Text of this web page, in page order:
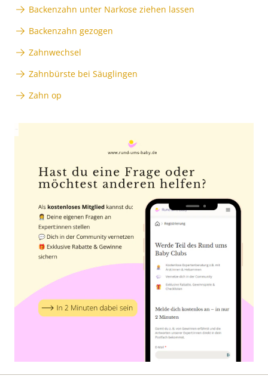
Backenzahn unter Narkose ziehen lassen
Backenzahn gezogen
Zahnwechsel
Zahnbürste bei Säuglingen
Zahn op